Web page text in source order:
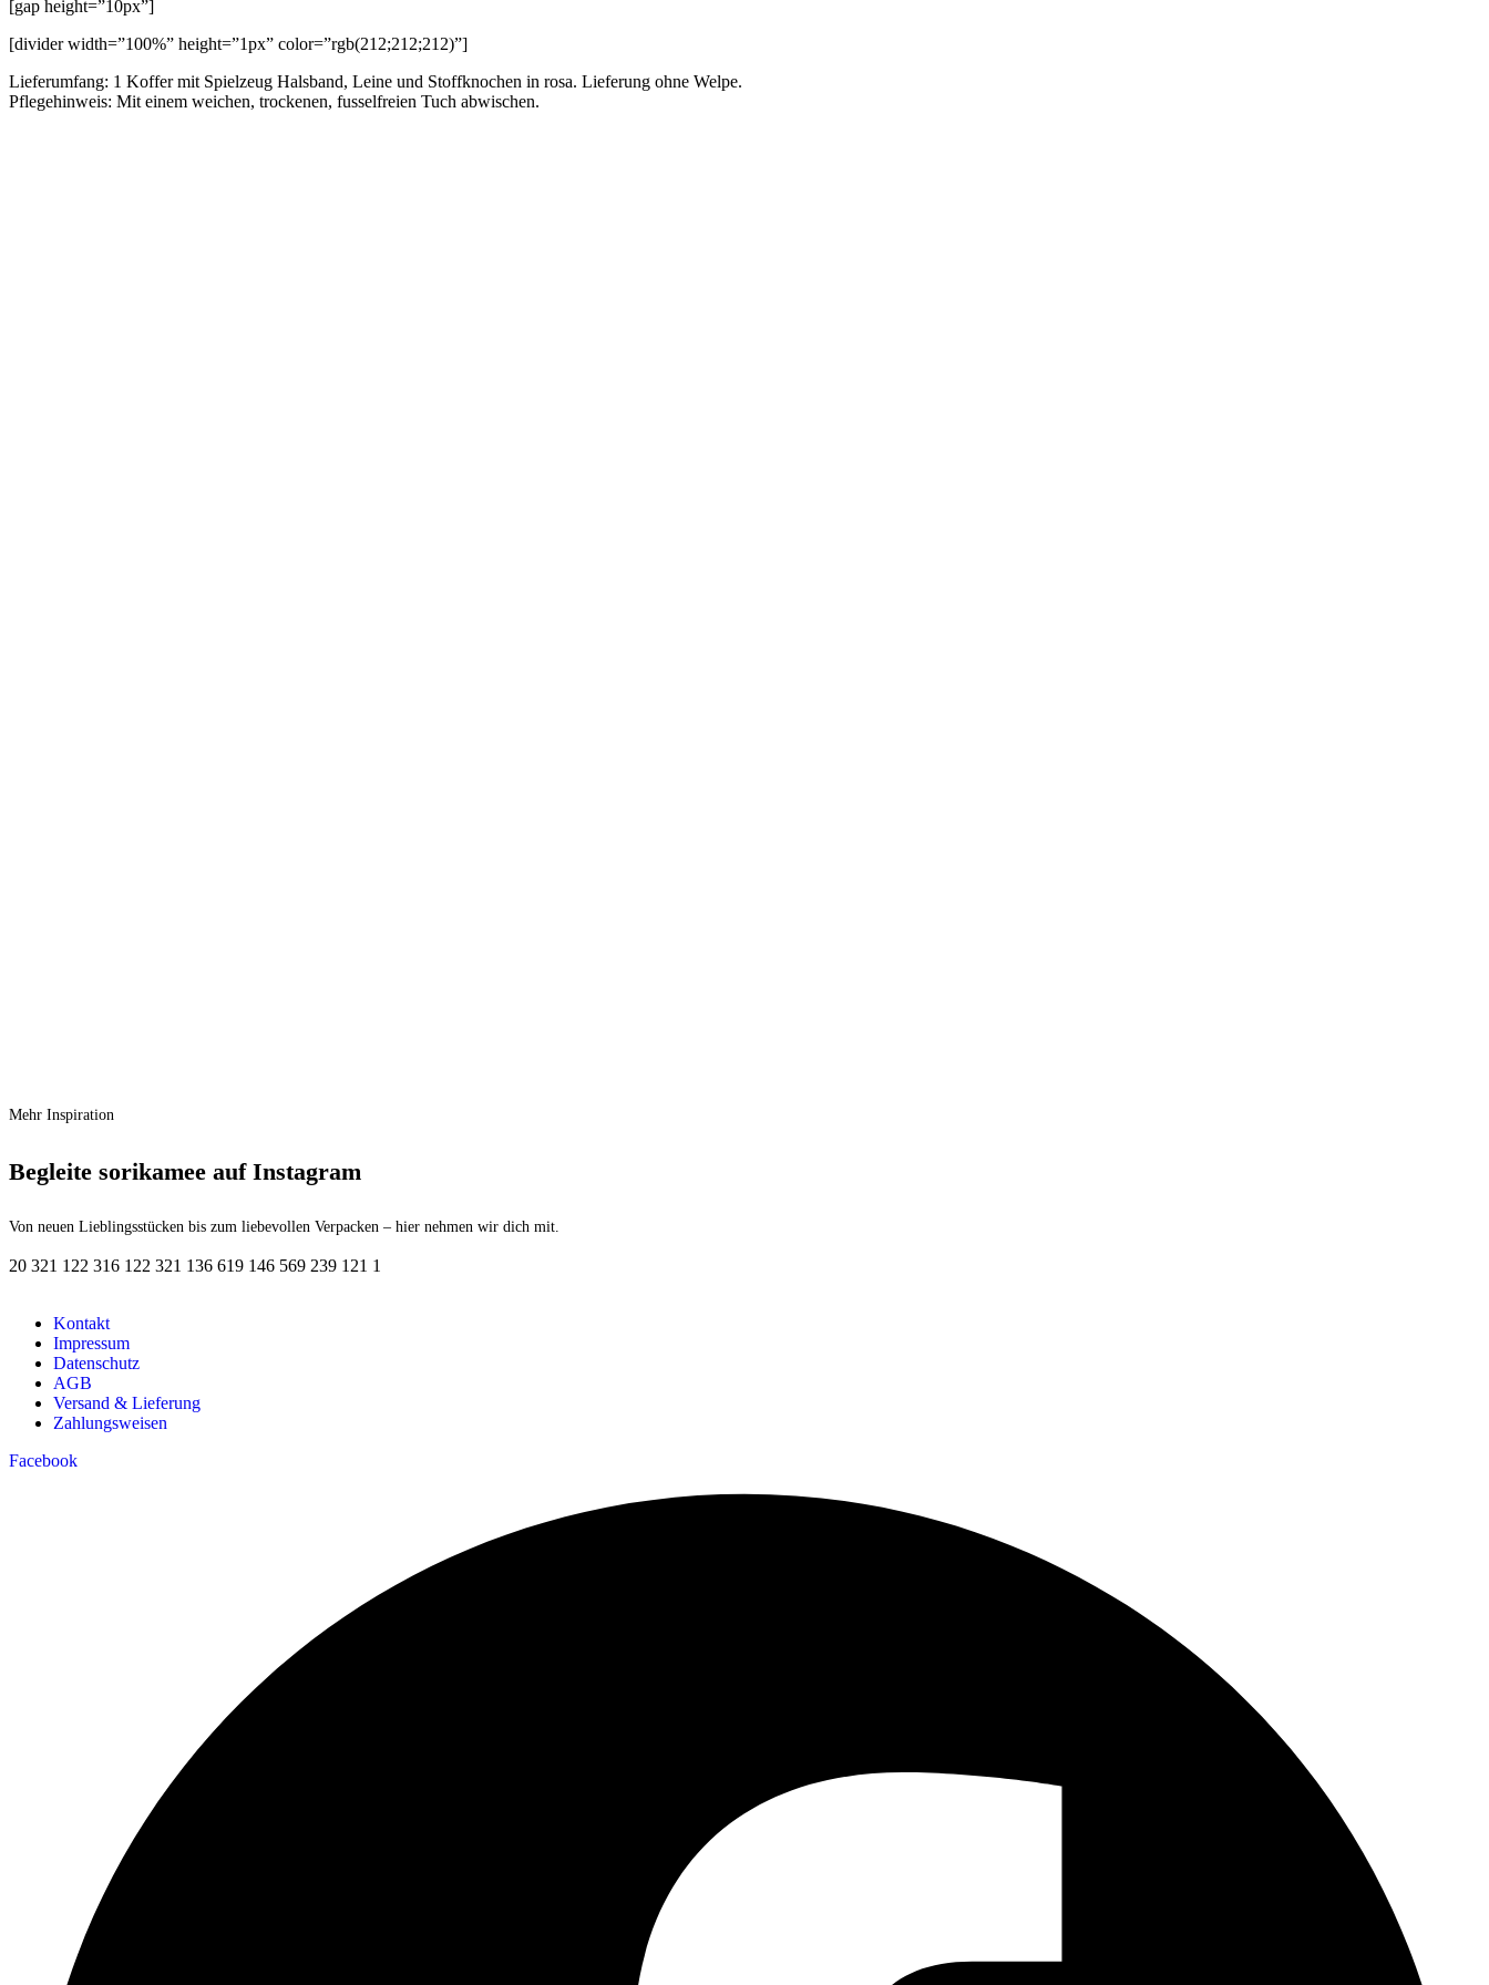
[gap height=”10px”]
[divider width=”100%” height=”1px” color=”rgb(212;212;212)”]
Lieferumfang: 1 Koffer mit Spielzeug Halsband, Leine und Stoffknochen in rosa. Lieferung ohne Welpe.
Pflegehinweis: Mit einem weichen, trockenen, fusselfreien Tuch abwischen.
Mehr Inspiration
Begleite sorikamee auf Instagram
Von neuen Lieblingsstücken bis zum liebevollen Verpacken – hier nehmen wir dich mit.
20 321 1 22 316 1 22 321 136 619 146 569 239 1 21 1
Kontakt
Impressum
Datenschutz
AGB
Versand & Lieferung
Zahlungsweisen
Facebook